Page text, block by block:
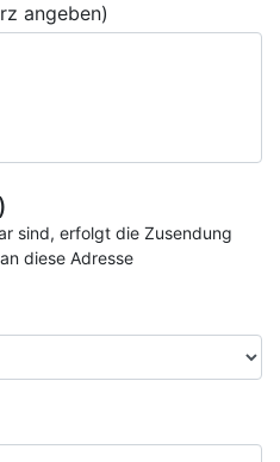
angeben)
sind, erfolgt die Zusendung
diese Adresse